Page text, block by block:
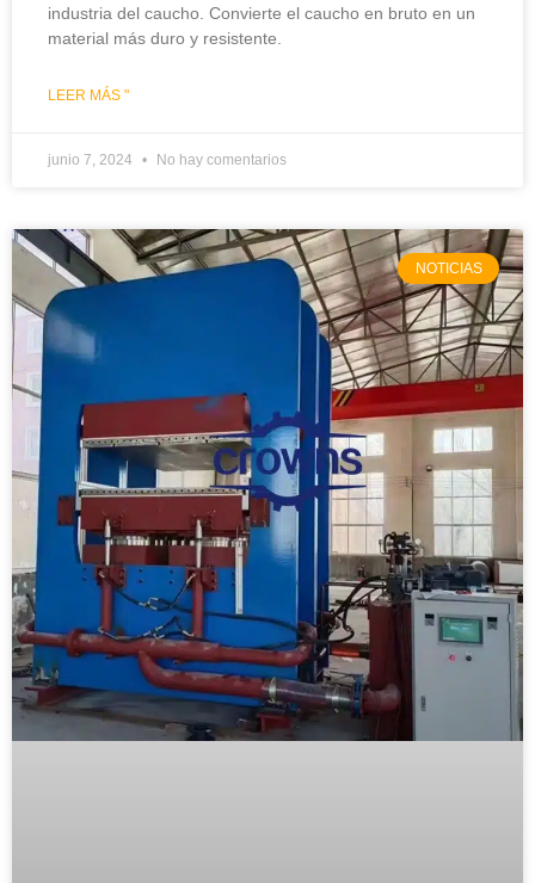
industria del caucho. Convierte el caucho en bruto en un
material más duro y resistente.
LEER MÁS "
junio 7, 2024 No hay comentarios
NOTICIAS